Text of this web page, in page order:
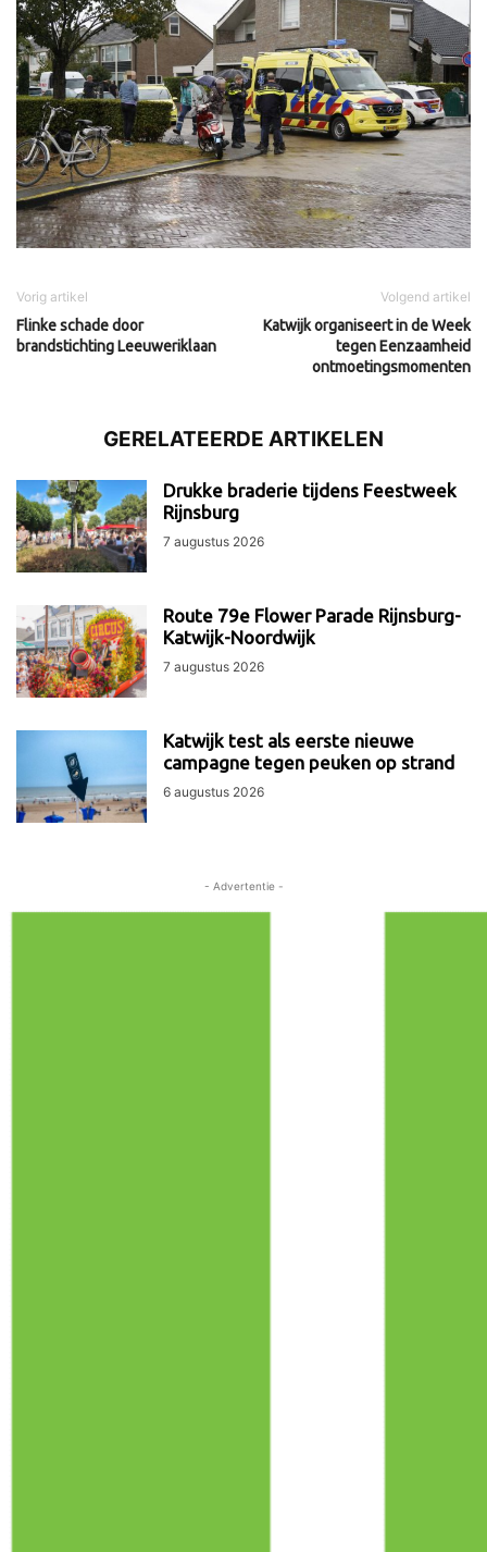
Vorig artikel
Flinke schade door
brandstichting Leeuweriklaan
Volgend artikel
Katwijk organiseert in de Week
tegen Eenzaamheid
ontmoetingsmomenten
GERELATEERDE ARTIKELEN
Drukke braderie tijdens Feestweek
Rijnsburg
7 augustus 2026
Route 79e Flower Parade Rijnsburg-
Katwijk-Noordwijk
7 augustus 2026
Katwijk test als eerste nieuwe
campagne tegen peuken op strand
6 augustus 2026
- Advertentie -